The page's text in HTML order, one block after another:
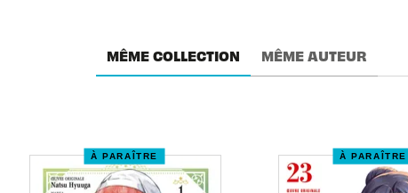
MÊME COLLECTION MÊME AUTEUR
À PARAÎTRE À PARAÎTRE